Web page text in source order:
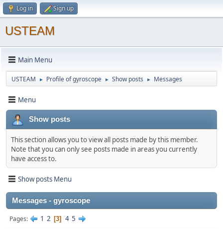
Log in Sign up
USTEAM
Main Menu
USTEAM ► Profile of gyroscope ► Show posts ► Messages
Menu
Show posts
This section allows you to view all posts made by this member.
Note that you can only see posts made in areas you currently
have access to.
Show posts Menu
Messages - gyroscope
Pages 1 2 3 4 5